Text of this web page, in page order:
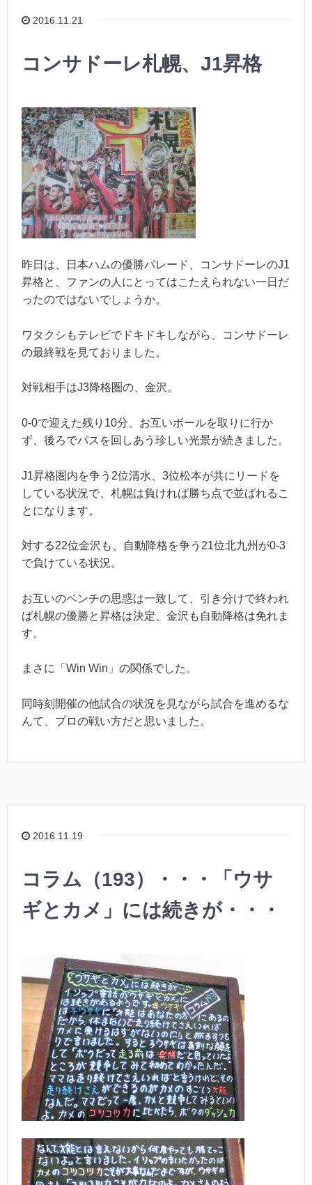
2016.11.21
コンサドーレ札幌、J1昇格
昨日は、日本ハムの優勝パレード、コンサドーレのJ1
昇格と、ファンの人にとってはこたえられない一日だ
ったのではないでしょうか。
ワタクシもテレビでドキドキしながら、コンサドーレ
の最終戦を見ておりました。
対戦相手はJ3降格圏の、金沢。
0-0で迎えた残り10分、お互いボールを取りに行か
ず、後ろでパスを回しあう珍しい光景が続きました。
J1昇格圏内を争う2位清水、3位松本が共にリードを
している状況で、札幌は負ければ勝ち点で並ばれるこ
とになります。
対する22位金沢も、自動降格を争う21位北九州が0-3
で負けている状況。
お互いのベンチの思惑は一致して、引き分けで終われ
ば札幌の優勝と昇格は決定、金沢も自動降格は免れま
す。
まさに「Win Win」の関係でした。
同時刻開催の他試合の状況を見ながら試合を進めるな
んて、プロの戦い方だと思いました。
2016.11.19
コラム（193）・・・「ウサ
ギとカメ」には続きが・・・